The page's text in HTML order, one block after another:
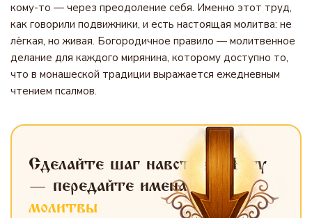
кому-то — через преодоление себя. Именно этот труд,
как говорили подвижники, и есть настоящая молитва: не
лёгкая, но живая. Богородичное правило — молитвенное
делание для каждого мирянина, которому доступно то,
что в монашеской традиции выражается ежедневным
чтением псалмов.
Сделайте шаг навстречу Богу
— передайте именадля
молитвы